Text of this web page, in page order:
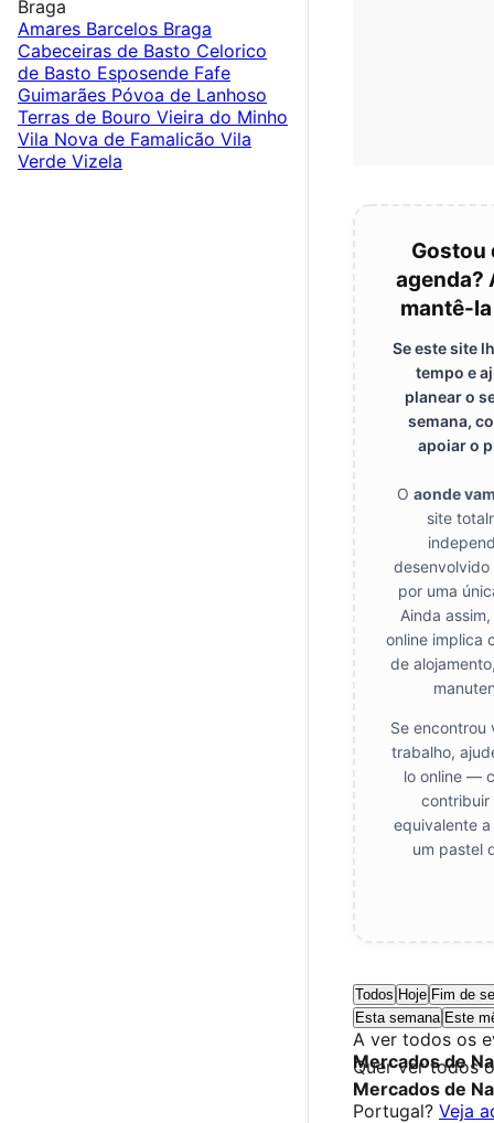
Gostou
agenda?
mantê-
Se este site
tempo e
planear o
semana,
apoiar o
O aonde
site
desenvolvido
por uma
Ainda
online implica
de
Se encontrou
trabalho,
lo online —
contribuir
equivalente
um pastel
Todos Hoje Fim de
Esta semana Este
A ver todos os
Mercados de
Quer ver todos
Mercados de
Portugal? Veja
Braga
Amares Barcelos Braga
Cabeceiras de Basto Celorico
de Basto Esposende Fafe
Guimarães Póvoa de Lanhoso
Terras de Bouro Vieira do Minho
Vila Nova de Famalicão Vila
Verde Vizela